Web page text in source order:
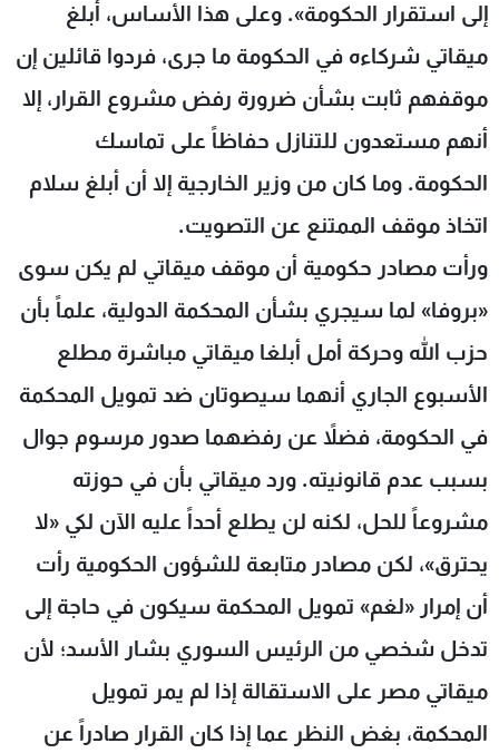
إلى استقرار الحكومة». وعلى هذا الأساس، أبلغ
ميقاتي شركاءه في الحكومة ما جرى، فردوا قائلين إن
موقفهم ثابت بشأن ضرورة رفض مشروع القرار، إلا
أنهم مستعدون للتنازل حفاظاً على تماسك
الحكومة. وما كان من وزير الخارجية إلا أن أبلغ سلام
اتخاذ موقف الممتنع عن التصويت.
ورأت مصادر حكومية أن موقف ميقاتي لم يكن سوى
«بروفا» لما سيجري بشأن المحكمة الدولية، علماً بأن
حزب الله وحركة أمل أبلغا ميقاتي مباشرة مطلع
الأسبوع الجاري أنهما سيصوتان ضد تمويل المحكمة
في الحكومة، فضلاً عن رفضهما صدور مرسوم جوال
بسبب عدم قانونيته. ورد ميقاتي بأن في حوزته
مشروعاً للحل، لكنه لن يطلع أحداً عليه الآن لكي «لا
يحترق»، لكن مصادر متابعة للشؤون الحكومية رأت
أن إمرار «لغم» تمويل المحكمة سيكون في حاجة إلى
تدخل شخصي من الرئيس السوري بشار الأسد؛ لأن
ميقاتي مصر على الاستقالة إذا لم يمر تمويل
المحكمة، بغض النظر عما إذا كان القرار صادراً عن